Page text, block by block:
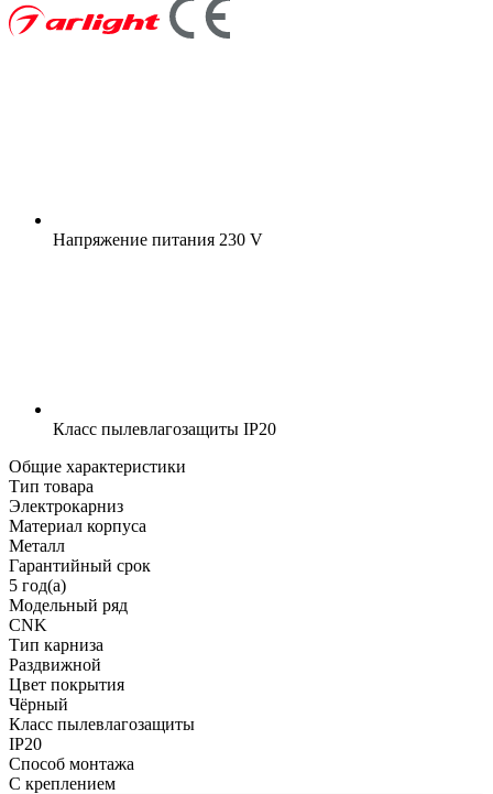
Напряжение питания 230 V
Класс пылевлагозащиты IP20
Общие характеристики
Тип товара
Электрокарниз
Материал корпуса
Металл
Гарантийный срок
5 год(а)
Модельный ряд
CNK
Тип карниза
Раздвижной
Цвет покрытия
Чёрный
Класс пылевлагозащиты
IP20
Способ монтажа
С креплением